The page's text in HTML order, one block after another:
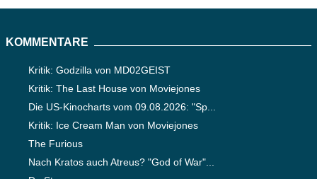
KOMMENTARE
Kritik: Godzilla von MD02GEIST
Kritik: The Last House von Moviejones
Die US-Kinocharts vom 09.08.2026: "Sp...
Kritik: Ice Cream Man von Moviejones
The Furious
Nach Kratos auch Atreus? "God of War"...